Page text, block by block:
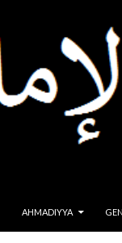
AHMADIYYA